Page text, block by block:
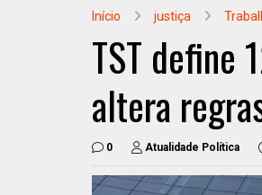
Início justiça
TST define
altera
0 Atualidade Política